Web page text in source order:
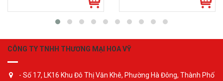
CÔNG TY TNHH THƯƠNG MẠI HOA VỸ
- Số 17, LK16 Khu Đô Thị Văn Khê, Phường Hà Đông, Thành Phố